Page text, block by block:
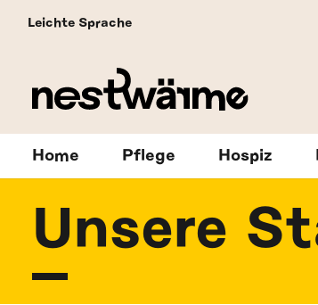
Leichte Sprache
Home Pflege Hospiz
Unsere